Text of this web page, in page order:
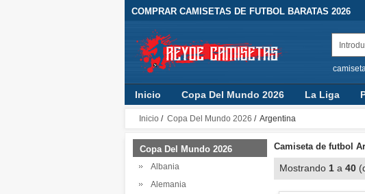
COMPRAR CAMISETAS DE FUTBOL BARATAS 2026
Inicio Copa Del Mundo 2026 La Liga
Inicio / Copa Del Mundo 2026 / Argentina
Copa Del Mundo 2026
Albania
Alemania
Camiseta de futbol
Mostrando 1 a 40